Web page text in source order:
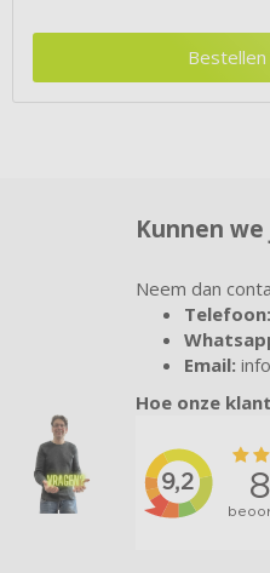
Bestellen
Kunnen
Neem dan
Telefoon:
Email:
Hoe onze